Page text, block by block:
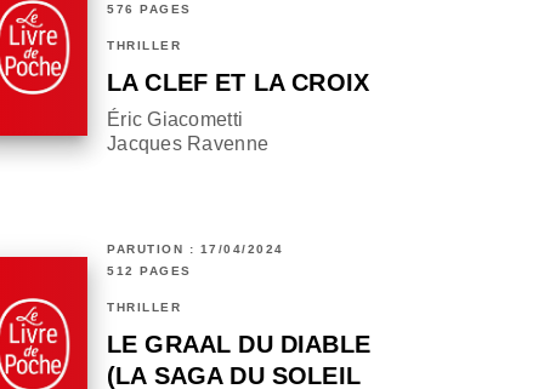
576 PAGES
THRILLER
LA CLEF ET LA CROIX
Éric Giacometti
Jacques Ravenne
PARUTION : 17/04/2024
512 PAGES
THRILLER
LE GRAAL DU DIABLE
(LA SAGA DU SOLEIL